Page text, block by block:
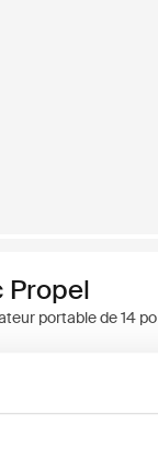
Propel
portable de 14 po